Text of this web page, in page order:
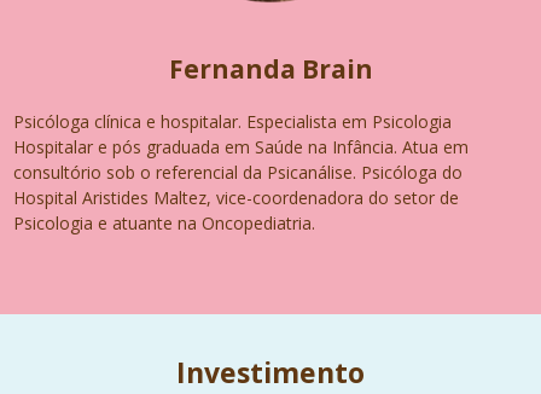
Fernanda Brain
Psicóloga clínica e hospitalar. Especialista em Psicologia
Hospitalar e pós graduada em Saúde na Infância. Atua em
consultório sob o referencial da Psicanálise. Psicóloga do
Hospital Aristides Maltez, vice-coordenadora do setor de
Psicologia e atuante na Oncopediatria.
Investimento